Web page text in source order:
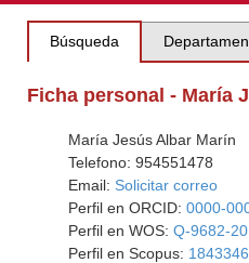
Búsqueda
Ficha personal - María
María Jesús Albar Marín
Telefono: 954551478
Email: Solicitar correo
Perfil en ORCID: 0000-
Perfil en WOS: Q-9682-
Perfil en Scopus: